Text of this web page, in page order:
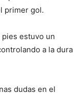
primer gol.
estuvo un
a la dura
dudas en el